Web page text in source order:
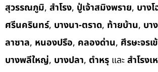
สุวรรณภูมิ, สำโรง, ปู่เจ้าสมิงพราย, บาง
ศรีนครินทร์, บางนา-ตราด, ท้ายบ้าน, บา
ลาซาล, หนองปรือ, คลองด่าน, ศีรษะจรเ
บางพลีใหญ่, บางปลา, ตำหรุ และสำโรงเ